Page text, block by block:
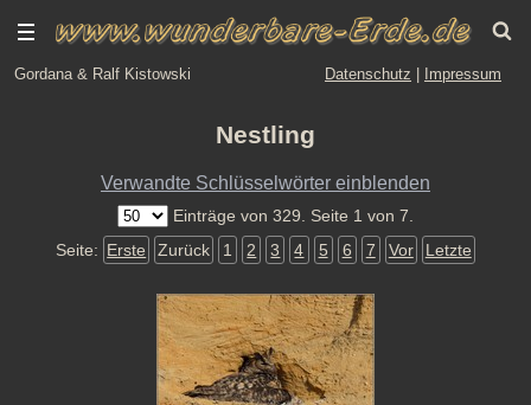
Gordana & Ralf Kistowski Datenschutz Impressum
Nestling
Verwandte Schlüsselwörter einblenden
Einträge von 329. Seite 1 von 7.
Seite: Erste Zurück 1 2 3 4 5 6 7 Vor Letzte